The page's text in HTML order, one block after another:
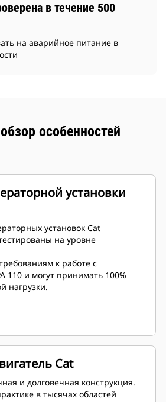
в течение 500
на аварийное питание в
особенностей
установки
установок Cat
на уровне
к работе с
110 и могут принимать 100%
нагрузки.
Cat
и долговечная конструкция.
в тысячах областей